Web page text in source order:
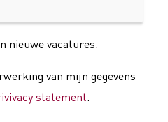
nieuwe vacatures.
van mijn gegevens
statement